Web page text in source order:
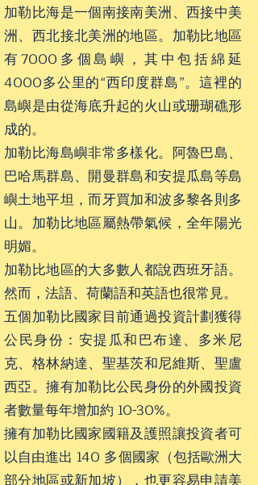
加勒比海是一個南接南美洲、西接中美
洲、西北接北美洲的地區。加勒比地區
有7000多個島嶼，其中包括綿延
4000多公里的“西印度群島”。這裡的
島嶼是由從海底升起的火山或珊瑚礁形
成的。
加勒比海島嶼非常多樣化。阿魯巴島、
巴哈馬群島、開曼群島和安提瓜島等島
嶼土地平坦，而牙買加和波多黎各則多
山。加勒比地區屬熱帶氣候，全年陽光
明媚。
加勒比地區的大多數人都說西班牙語。
然而，法語、荷蘭語和英語也很常見。
五個加勒比國家目前通過投資計劃獲得
公民身份：安提瓜和巴布達、多米尼
克、格林納達、聖基茨和尼維斯、聖盧
西亞。擁有加勒比公民身份的外國投資
者數量每年增加約 10-30%。
擁有加勒比國家國籍及護照讓投資者可
以自由進出 140 多個國家（包括歐洲大